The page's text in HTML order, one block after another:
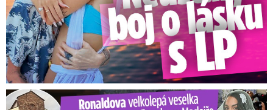
zájmová skupina,“dodala.
Video se připravuje ...
Jak se vidí Novotný: Rychlošípák, kometa z Řeporyjí
a zdatný marketér. Kam zamíří po rozchodu s ODS?
Zdroj: Markéta Volfová, Lukáš Červený
Ronaldova velkolepá veselka na Madeiře: Svatba plná zákazů!